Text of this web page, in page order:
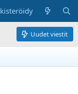
Uudet viestit